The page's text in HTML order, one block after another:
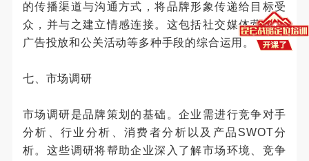
的传播渠道与沟通方式，将品牌形象传递给目标受
众，并与之建立情感连接。这包括社交媒体营销、
广告投放和公关活动等多种手段的综合运用。
七、市场调研
市场调研是品牌策划的基础。企业需进行竞争对手
分析、行业分析、消费者分析以及产品SWOT分
析。这些调研将帮助企业深入了解市场环境、竞争